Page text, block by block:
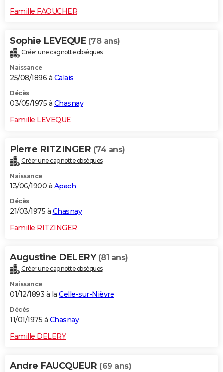
Famille FAOUCHER
Sophie LEVEQUE (78 ans)
Créer une cagnotte obsèques
Naissance
25/08/1896 à Calais
Décès
03/05/1975 à Chasnay
Famille LEVEQUE
Pierre RITZINGER (74 ans)
Créer une cagnotte obsèques
Naissance
13/06/1900 à Apach
Décès
21/03/1975 à Chasnay
Famille RITZINGER
Augustine DELERY (81 ans)
Créer une cagnotte obsèques
Naissance
01/12/1893 à la Celle-sur-Nièvre
Décès
11/01/1975 à Chasnay
Famille DELERY
Andre FAUCQUEUR (69 ans)